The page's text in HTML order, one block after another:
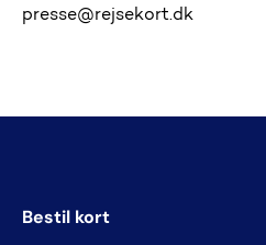
presse@rejsekort.dk
Bestil kort